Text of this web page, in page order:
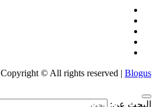
Copyright © All rights reserved | Blogus
البحث عن: